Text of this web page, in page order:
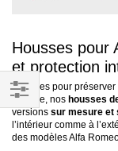
Housses pour
et protection
Pensées pour
marque, nos housses
versions sur mesure et
l’intérieur comme à
des modèles Alfa
Filtrer
par